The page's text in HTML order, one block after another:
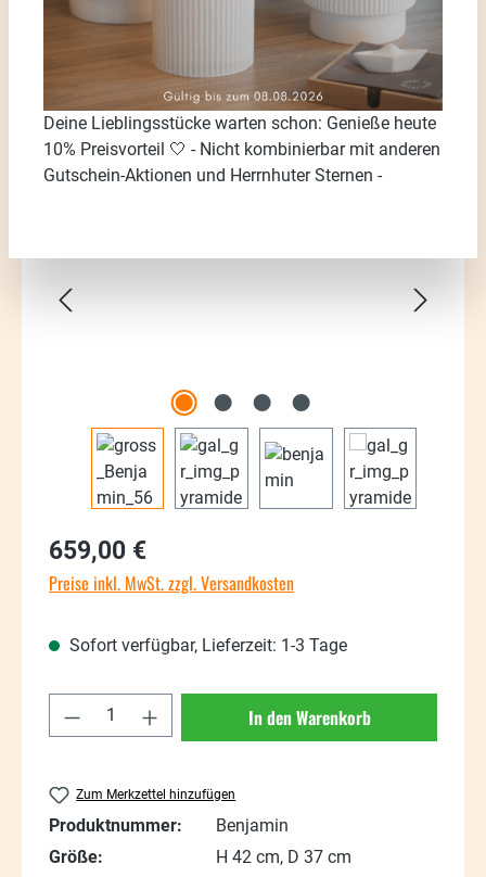
Regulärer Preis:
659,00 €
Preise inkl. MwSt. zzgl. Versandkosten
Sofort verfügbar, Lieferzeit: 1-3 Tage
Produkt Anzahl: Gib den gewünschten
In den Warenkorb
Zum Merkzettel hinzufügen
Produktnummer:
Benjamin
Größe:
H 42 cm, D 37 cm
Deine Lieblingsstücke warten schon: Genieße heute
10% Preisvorteil 🤍 - Nicht kombinierbar mit anderen
Gutschein-Aktionen und Herrnhuter Sternen -